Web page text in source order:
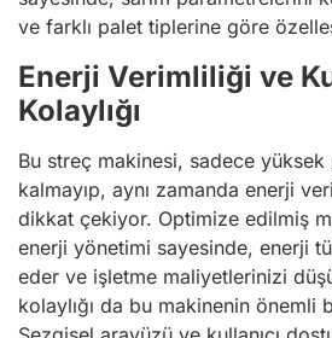
ve farklı palet tiplerine göre
Enerji Verimliliği ve
Kolaylığı
Bu streç makinesi, sadece yüksek
kalmayıp, aynı zamanda enerji
dikkat çekiyor. Optimize edilmiş
enerji yönetimi sayesinde, enerji
eder ve işletme maliyetlerinizi
kolaylığı da bu makinenin önemli